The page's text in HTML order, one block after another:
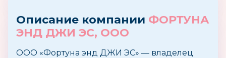
Описание компании ФОРТУНА
ЭНД ДЖИ ЭС, ООО
OОО «Фортуна энд ДЖИ ЭС» — владелец